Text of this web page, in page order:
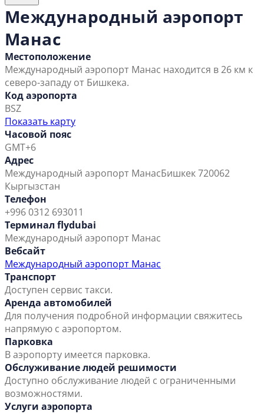
Международный аэропорт
Манас
Местоположение
Международный аэропорт Манас находится в 26 км к
северо-западу от Бишкека.
Код аэропорта
BSZ
Показать карту
Часовой пояс
GMT+6
Адрес
Международный аэропорт МанасБишкек 720062
Кыргызстан
Телефон
+996 0312 693011
Терминал flydubai
Международный аэропорт Манас
Вебсайт
Международный аэропорт Манас
Транспорт
Доступен сервис такси.
Аренда автомобилей
Для получения подробной информации свяжитесь
напрямую с аэропортом.
Парковка
В аэропорту имеется парковка.
Обслуживание людей решимости
Доступно обслуживание людей с ограниченными
возможностями.
Услуги аэропорта